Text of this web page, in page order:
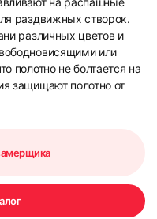
раздвижных створок.
различных цветов и
или
полотно не болтается на
защищают полотно от